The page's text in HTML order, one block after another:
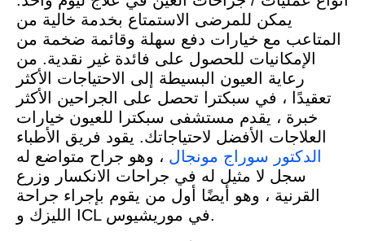
يمكن للمرضى الاستمتاع بخدمة خالية من
المتاعب مع خيارات دفع سهلة وقائمة ضخمة من
الإمكانيات للحصول على فائدة غير نقدية. من
رعاية العيون البسيطة إلى الاحتياجات الأكثر
تعقيدًا ، في سبكترا تحصل على الجراحين الأكثر
خبرة ، يقدم مستشفى سبكترا للعيون خيارات
العلاجات الأفضل لاحتياجاتك. يقود فريق الأطباء
الدكتور سوراج مونجال ، وهو جراح متواضع له
سجل لا مثيل له في جراحات الانكسار وزرع
القرنية ، وهو أيضًا أول من يقوم بإجراء جراحة
الليزك و ICL في موريشيوس.